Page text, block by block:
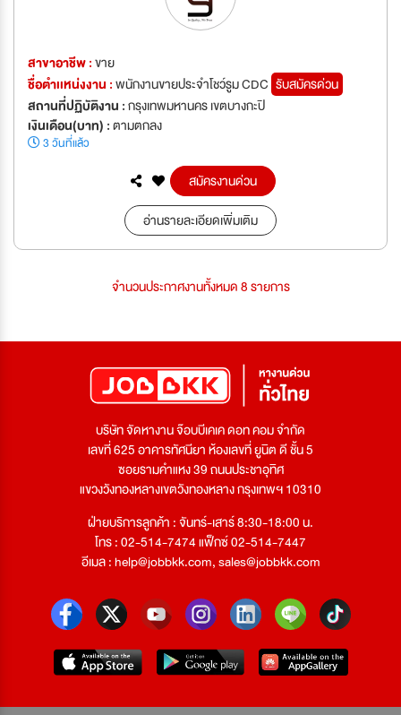
สาขาอาชีพ :ขาย
ชื่อตำเเหน่งงาน :พนักงานขายประจำโชว์รูม CDC รับสมัครด่วน
สถานที่ปฏิบัติงาน :กรุงเทพมหานคร เขตบางกะปิ
เงินเดือน(บาท) :ตามตกลง
3 วันที่แล้ว
สมัครงานด่วน
อ่านรายละเอียดเพิ่มเติม
จำนวนประกาศงานทั้งหมด 8 รายการ
บริษัท จัดหางาน จ๊อบบีเคเค ดอท คอม จำกัด
เลขที่ 625 อาคารทัศนียา ห้องเลขที่ ยูนิต ดี ชั้น 5
ซอยรามคำแหง 39 ถนนประชาอุทิศ
แขวงวังทองหลางเขตวังทองหลาง กรุงเทพฯ 10310
ฝ่ายบริการลูกค้า : จันทร์-เสาร์ 8:30-18:00 น.
โทร : 02-514-7474 แฟ็กซ์ 02-514-7447
อีเมล :help@jobbkk.com,sales@jobbkk.com